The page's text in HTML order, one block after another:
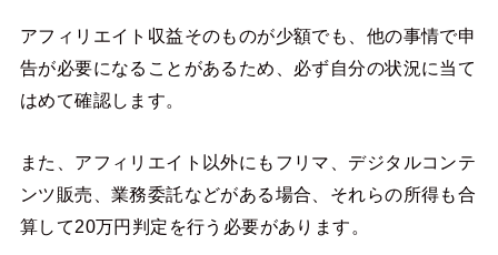
アフィリエイト収益そのものが少額でも、他の事情で申
告が必要になることがあるため、必ず自分の状況に当て
はめて確認します。
また、アフィリエイト以外にもフリマ、デジタルコンテ
ンツ販売、業務委託などがある場合、それらの所得も合
算して20万円判定を行う必要があります。